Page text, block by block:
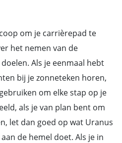
om je carrièrepad te
het nemen van de
Als je eenmaal hebt
bij je zonneteken horen,
om elke stap op je
als je van plan bent om
let dan goed op wat Uranus
de hemel doet. Als je in